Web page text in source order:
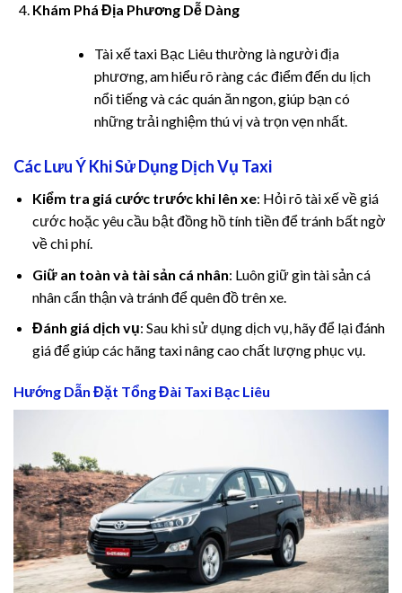
panel
panel
satın al
Fuel Pro
review
Review
Khám Phá Địa Phương Dễ Dàng
Tài xế taxi Bạc Liêu thường là người địa
phương, am hiểu rõ ràng các điểm đến du lịch
nổi tiếng và các quán ăn ngon, giúp bạn có
những trải nghiệm thú vị và trọn vẹn nhất.
Các Lưu Ý Khi Sử Dụng Dịch Vụ Taxi
Kiểm tra giá cước trước khi lên xe: Hỏi rõ tài xế về giá
cước hoặc yêu cầu bật đồng hồ tính tiền để tránh bất ngờ
về chi phí.
Giữ an toàn và tài sản cá nhân: Luôn giữ gìn tài sản cá
nhân cẩn thận và tránh để quên đồ trên xe.
Đánh giá dịch vụ: Sau khi sử dụng dịch vụ, hãy để lại đánh
giá để giúp các hãng taxi nâng cao chất lượng phục vụ.
Hướng Dẫn Đặt Tổng Đài Taxi Bạc Liêu